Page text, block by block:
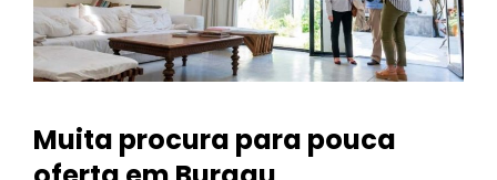
Muita procura para pouca